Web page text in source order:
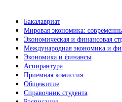
Бакалавриат
Мировая экономика:
Экономическая и финансовая
Международная экономика и
Экономика и финансы
Аспирантура
Приемная комиссия
Общежитие
Справочник студента